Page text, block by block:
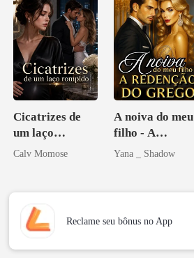
Cicatrizes de
um laço
rompido
Calv Momose
A noiva do meu
filho - A
Redenção do
Yana _ Shadow
Reclame seu bônus no App